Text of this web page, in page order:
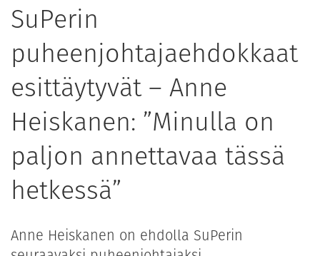
SuPerin
puheenjohtajaehdokkaat
esittäytyvät – Anne
Heiskanen: ”Minulla on
paljon annettavaa tässä
hetkessä”
Anne Heiskanen on ehdolla SuPerin